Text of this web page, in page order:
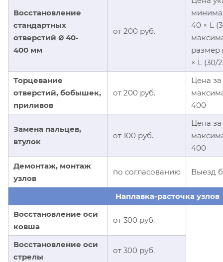
Восстановление
стандартных
отверстий ⌀ 40-
400 мм
от 200 руб.
40 × L
размер
× L (30/
Торцевание
отверстий, бобышек,
приливов
от 200 руб.
Цена за
400
Замена пальцев,
втулок
от 100 руб.
Цена за
400
Демонтаж, монтаж
узлов
по согласованию Выезд
Наплавка-расточка узлов
Восстановление оси
ковша
от 300 руб.
Восстановление оси
стрелы
от 300 руб.